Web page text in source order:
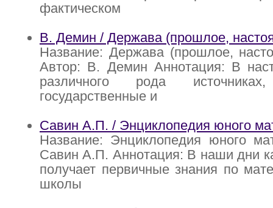
фактическом
В. Демин / Держава (прошлое,
Название: Держава (прошлое,
Автор: В. Демин Аннотация: В
различного рода
государственные и
Савин А.П. / Энциклопедия юного
Название: Энциклопедия юного
Савин А.П. Аннотация: В наши дни
получает первичные знания по
школы